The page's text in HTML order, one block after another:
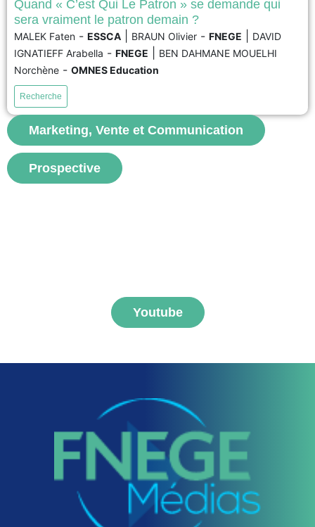
L’entreprise agroalimentaire C’est Qui Le Patron (CQLP) est reconnue pour
sa stratégie alignée avec les principes du développement durable et la co-
création de produits. Cette entreprise française réussit en France et sur les
marchés étrangers en proposant à ses clients de choisir et de déterminer
voir
Quand « C’est Qui Le Patron » se demande qui
sera vraiment le patron demain ?
MALEK Faten - ESSCA BRAUN Olivier - FNEGE
DAVID
IGNATIEFF Arabella - FNEGE
BEN DAHMANE MOUELHI
Norchène - OMNES Education
Recherche
Marketing, Vente et Communication
Prospective
Youtube